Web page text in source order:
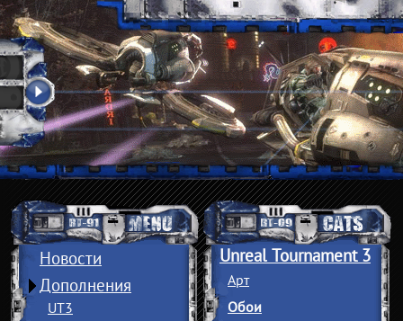
Новости
Дополнения
UT3
Unreal Tournament 3
Арт
Обои